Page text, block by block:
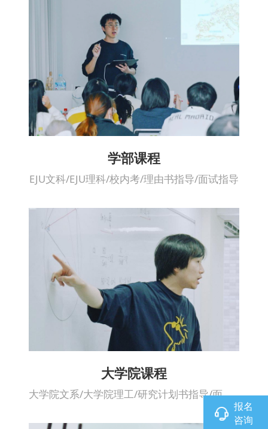
报名
咨询
学部课程
EJU文科/EJU理科/校内考/理由书指导/面试指导
大学院课程
大学院文系/大学院理工/研究计划书指导/面试指导/论文指导